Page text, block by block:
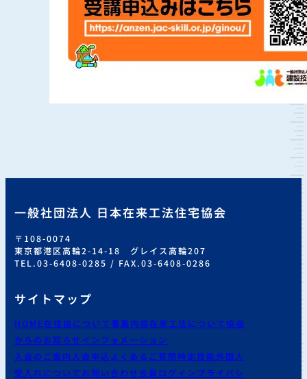
一般社団法人 日本在来工法住宅協会
〒108-0074
東京都港区高輪2-14-18 グレイス高輪207
TEL.03-6408-0285 / FAX.03-6408-0286
サイトマップ
HOME在住協について事業内容在来工法について協会
からのお知らせインフォメーション
入会のご案内 入会申込よくあるご質問特定技能外国人
受入れについて お問い合わせ会員ログイン プライバシ